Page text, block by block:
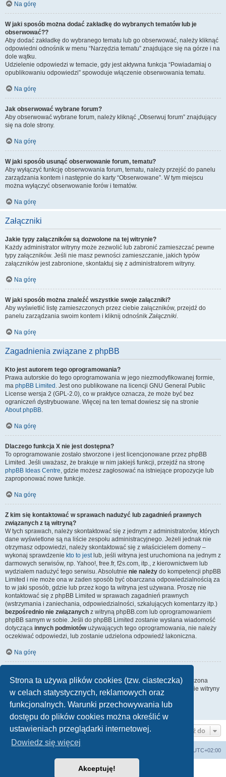
Strona ta używa plików cookies (tzw. ciasteczka)
w celach statystycznych, reklamowych oraz
funkcjonalnych. Warunki przechowywania lub
dostępu do plików cookies można określić w
ustawieniach przeglądarki internetowej.
Dowiedz się więcej
Akceptuję!
Na górę
W jaki sposób można dodać zakładkę do wybranych tematów lub je
obserwować??
Aby dodać zakładkę do wybranego tematu lub go obserwować, należy kliknąć
odpowiedni odnośnik w menu “Narzędzia tematu” znajdujące się na górze i na
dole wątku.
Udzielenie odpowiedzi w temacie, gdy jest aktywna funkcja “Powiadamiaj o
opublikowaniu odpowiedzi” spowoduje włączenie obserwowania tematu.
Na górę
Jak obserwować wybrane forum?
Aby obserwować wybrane forum, należy kliknąć „Obserwuj forum” znajdujący
się na dole strony.
Na górę
W jaki sposób usunąć obserwowanie forum, tematu?
Aby wyłączyć funkcję obserwowania forum, tematu, należy przejść do panelu
zarządzania kontem i następnie do karty “Obserwowane”. W tym miejscu
można wyłączyć obserwowanie forów i tematów.
Na górę
Załączniki
Jakie typy załączników są dozwolone na tej witrynie?
Każdy administrator witryny może zezwolić lub zabronić zamieszczać pewne
typy załączników. Jeśli nie masz pewności zamieszczanie, jakich typów
załączników jest zabronione, skontaktuj się z administratorem witryny.
Na górę
W jaki sposób można znaleźć wszystkie swoje załączniki?
Aby wyświetlić listę zamieszczonych przez ciebie załączników, przejdź do
panelu zarządzania swoim kontem i kliknij odnośnikZałączniki.
Na górę
Zagadnienia związane z phpBB
Kto jest autorem tego oprogramowania?
Prawa autorskie do tego oprogramowania w jego niezmodyfikowanej formie,
ma phpBB Limited . Jest ono publikowane na licencji GNU General Public
License wersja 2 (GPL-2.0), co w praktyce oznacza, że może być bez
ograniczeń dystrybuowane. Więcej na ten temat dowiesz się na stronie
About phpBB.
Na górę
Dlaczego funkcja X nie jest dostępna?
To oprogramowanie zostało stworzone i jest licencjonowane przez phpBB
Limited. Jeśli uważasz, że brakuje w nim jakiejś funkcji, przejdź na stronę
phpBB Ideas Centre, gdzie możesz zagłosować na istniejące propozycje lub
zaproponować nowe funkcje.
Na górę
Z kim się kontaktować w sprawach nadużyć lub zagadnień prawnych
związanych z tą witryną?
W tych sprawach, należy skontaktować się z jednym z administratorów, których
dane wyświetlone są na liście zespołu administracyjnego. Jeżeli jednak nie
otrzymasz odpowiedzi, należy skontaktować się z właścicielem domeny –
wykonaj sprawdzenie kto to jestlub, jeśli witryna jest uruchomiona na jednym z
darmowych serwisów, np. Yahoo!, free.fr, f2s.com, itp., z kierownictwem lub
wydziałem nadużyć tego serwisu. Absolutnie nie należy do kompetencji phpBB
Limited i nie może ona w żaden sposób być obarczana odpowiedzialnością za
to w jaki sposób, gdzie lub przez kogo ta witryna jest używana. Proszę nie
kontaktować się z phpBB Limited w sprawach zagadnień prawnych
(wstrzymania i zaniechania, odpowiedzialności, szkalujących komentarzy itp.)
bezpośrednio nie związanych z witryną phpBB.com lub oprogramowaniem
phpBB samym w sobie. Jeśli do phpBB Limited zostanie wysłana wiadomość
dotycząca innych podmiotówużywających tego oprogramowania, nie należy
oczekiwać odpowiedzi, lub zostanie udzielona odpowiedź lakoniczna.
Na górę
Wszyscy użytkownicy witryny mogą używać – jeśli funkcja ta jest włączona
przez administratora witryny – formularza „Kontakt z nami”. Członkowie witryny
mogą także używać odnośnika „Zespół administracyjny”.
Na górę
Przejdź do
UTC+02:00
Technologię dostarczaphpBB® Forum Software © phpBB Limited